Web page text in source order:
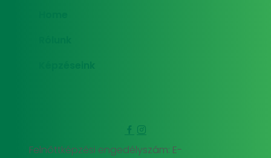
Felnőttképzési engedélyszám: E-